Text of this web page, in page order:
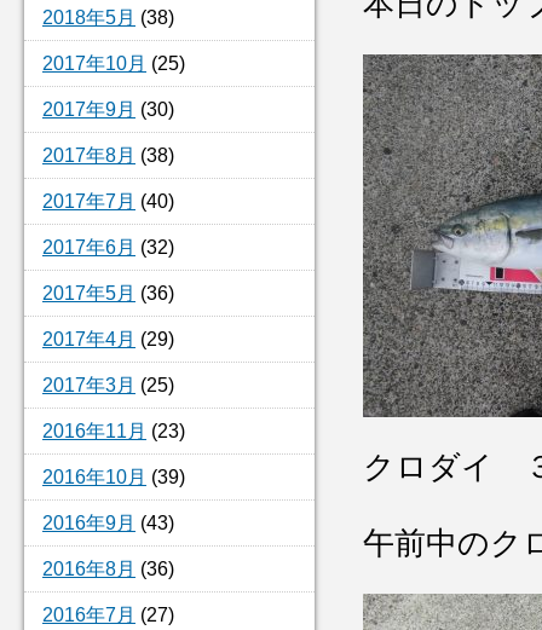
2018年5月 (38)
2017年10月 (25)
2017年9月 (30)
2017年8月 (38)
2017年7月 (40)
2017年6月 (32)
2017年5月 (36)
2017年4月 (29)
2017年3月 (25)
2016年11月 (23)
2016年10月 (39)
2016年9月 (43)
2016年8月 (36)
2016年7月 (27)
クロダイ
午前中の